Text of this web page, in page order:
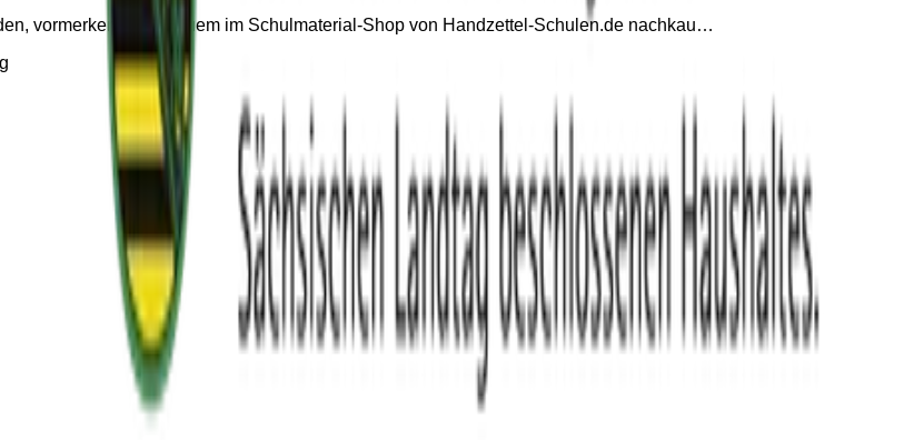
vormerken und bequem im Schulmaterial-Shop von Handzettel-Schulen.de nachkau…